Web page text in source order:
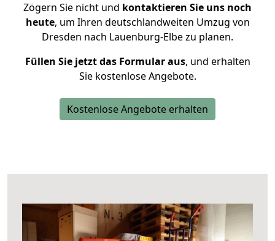
Zögern Sie nicht und kontaktieren Sie uns noch
heute, um Ihren deutschlandweiten Umzug von
Dresden nach Lauenburg-Elbe zu planen.
Füllen Sie jetzt das Formular aus, und erhalten
Sie kostenlose Angebote.
Kostenlose Angebote erhalten